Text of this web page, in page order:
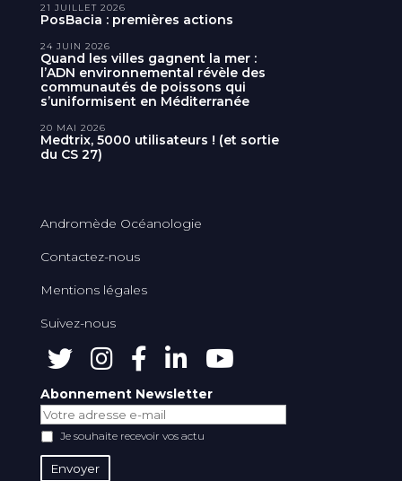
PosBacia : premières actions
21 JUILLET 2026
Quand les villes gagnent la mer :
l’ADN environnemental révèle des
communautés de poissons qui
s’uniformisent en Méditerranée
24 JUIN 2026
Medtrix, 5000 utilisateurs ! (et sortie
du CS 27)
20 MAI 2026
Andromède Océanologie
Contactez-nous
Mentions légales
Suivez-nous
Abonnement Newsletter
Je souhaite recevoir vos actu